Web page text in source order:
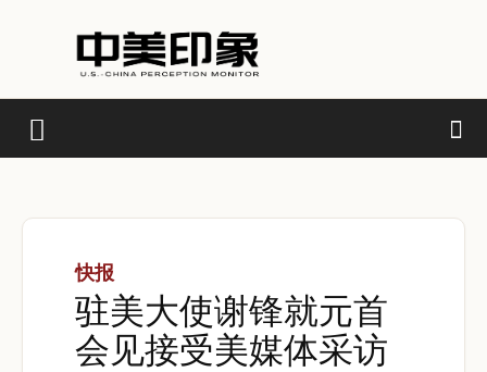
快报
驻美大使谢锋就元首
会见接受美媒体采访